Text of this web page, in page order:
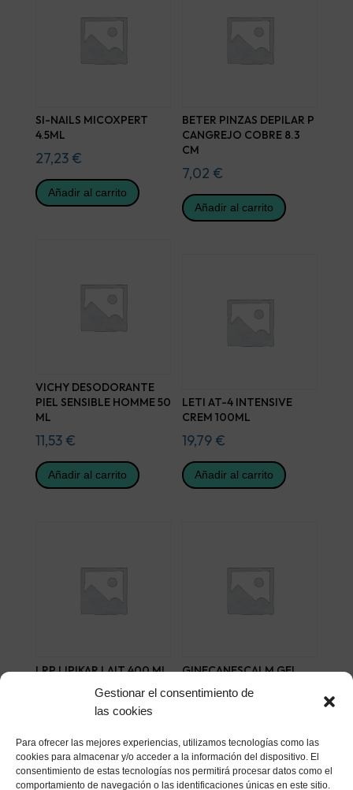
Gestionar el consentimiento de
las cookies
Para ofrecer las mejores experiencias, utilizamos tecnologías como las
cookies para almacenar y/o acceder a la información del dispositivo. El
consentimiento de estas tecnologías nos permitirá procesar datos como el
comportamiento de navegación o las identificaciones únicas en este sitio.
SI-NAILS MICOXPERT
4.5ML
27,23 €
Añadir al carrito
BETER PINZAS DEPILAR P
CANGREJO COBRE 8.3
CM
7,02 €
Añadir al carrito
VICHY DESODORANTE
PIEL SENSIBLE HOMME 50
ML
11,53 €
Añadir al carrito
LETI AT-4 INTENSIVE
CREM 100ML
19,79 €
Añadir al carrito
LRP LIPIKAR LAIT 400 ML
GINECANESCALM GEL
CREMA 15 G
Añadir al carrito